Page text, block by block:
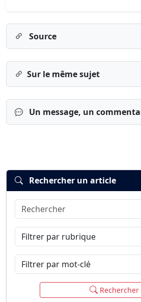
Source
Sur le même sujet
Un message, un
Connexion
Rechercher un article
Rechercher
Filtrer par rubrique
Filtrer par mot-clé
Rechercher